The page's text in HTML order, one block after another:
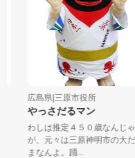
広島県|三原市役所
やっさだるマン
わしは推定４５０歳なんじゃ
が、元々は三原神明市の大だる
まなんよ。踊...